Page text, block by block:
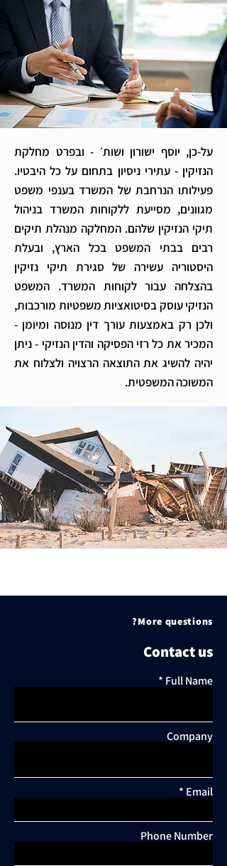
על-כן, יוסף ישורון ושות׳ - ובפרט מחלקת
הנזיקין - עתירי ניסיון בתחום על כל היבטיו.
פעילותו הנרחבת של המשרד בענפי משפט
מגוונים, מסייעת ללקוחות המשרד בניהול
תיקי הנזיקין שלהם. המחלקה מנהלת תיקים
רבים בבתי המשפט בכל הארץ, ובעלת
היסטוריה עשירה של סגירת תיקי נזיקין
בהצלחה עבור לקוחות המשרד. המשפט
הנזיקי עוסק בסיטואציות משפטיות מורכבות,
ולכן רק באמצעות עורך דין מנוסה ומיומן -
המכיר את כל רזי הפסיקה והדין הנזיקי - ניתן
יהיה להשיג את התוצאה הרצויה ולצלוח את
המשוכה המשפטית.
More questions?
Contact us
Full Name
Company
Email
Phone Number